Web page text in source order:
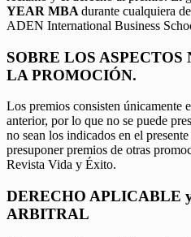
YEAR MBA durante cualquiera
ADEN International Business
SOBRE LOS
LA PROMOCIÓN.
Los premios consisten únicamente
anterior, por lo que no se puede
no sean los indicados en el
presuponer premios de otras
Revista Vida y Éxito.
DERECHO APLICABLE
ARBITRAL